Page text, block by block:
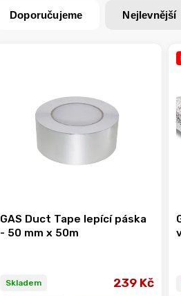
Doporučujeme Nejlevnější
GAS Duct Tape lepící páska
- 50 mm x 50m
Skladem 239 Kč